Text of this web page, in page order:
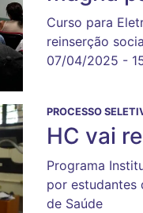
Curso para
reinserção
07/04/2025 -
PROCESSO
HC vai
Programa
por estudantes
de Saúde